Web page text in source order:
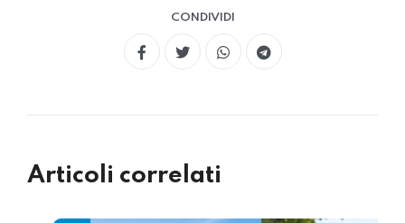
CONDIVIDI
Articoli correlati